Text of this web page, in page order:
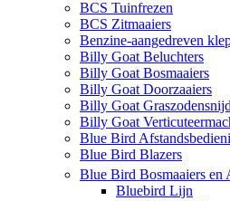
BCS Tuinfrezen
BCS Zitmaaiers
Benzine-aangedreven
Billy Goat Beluchters
Billy Goat Bosmaaiers
Billy Goat Doorzaaiers
Billy Goat
Billy Goat
Blue Bird
Blue Bird Blazers
Blue Bird Bosmaaiers en
Bluebird Lijn